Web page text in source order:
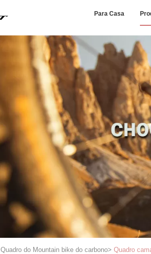
Para Casa
Quadro do Mountain bike do carbono> Quadro